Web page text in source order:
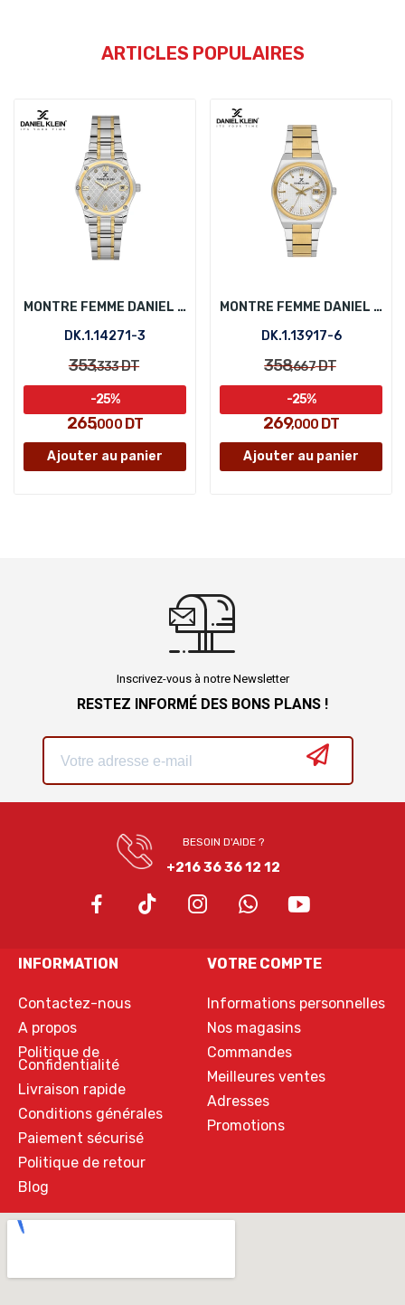
ARTICLES POPULAIRES
MONTRE FEMME DANIEL KLEIN DK.1.14271-3
DK.1.14271-3
353,333DT
265,000DT
-25%
Ajouter au panier
MONTRE FEMME DANIEL KLEIN DK.1.13917-6
DK.1.13917-6
358,667DT
269,000 DT
-25%
Ajouter au panier
Inscrivez-vous à notre Newsletter
RESTEZ INFORMÉ DES BONS PLANS !
BESOIN D'AIDE ?
+216 36 36 12 12
INFORMATION
Contactez-nous
A propos
Politique de
Confidentialité
Livraison rapide
Conditions générales
Paiement sécurisé
Politique de retour
Blog
VOTRE COMPTE
Informations personnelles
Nos magasins
Commandes
Meilleures ventes
Adresses
Promotions